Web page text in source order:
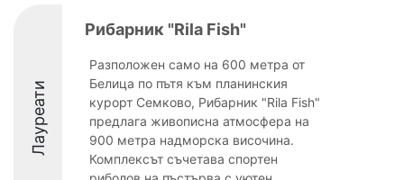
Лауреати
Рибарник "Rila Fish"
Разположен само на 600 метра от
Белица по пътя към планинския
курорт Семково, Рибарник "Rila Fish"
предлага живописна атмосфера на
900 метра надморска височина.
Комплексът съчетава спортен